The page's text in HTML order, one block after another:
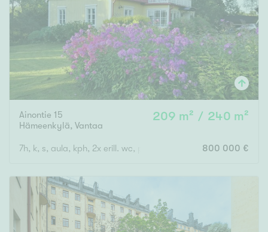
Ainontie 15
Hämeenkylä, Vantaa
209 m² / 240 m²
7h, k, s, aula, kph, 2x erill. wc, parveke, lasikuisti800 000 €